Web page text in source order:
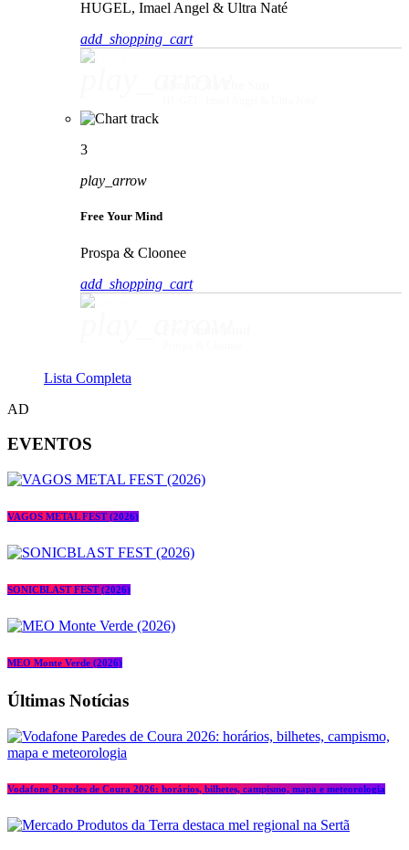
HUGEL, Imael Angel & Ultra Naté
add_shopping_cart
3
play_arrow
Free Your Mind
Prospa & Cloonee
add_shopping_cart
Lista Completa
AD
EVENTOS
VAGOS METAL FEST (2026)
SONICBLAST FEST (2026)
MEO Monte Verde (2026)
Últimas Notícias
Vodafone Paredes de Coura 2026: horários, bilhetes, campismo, mapa e meteorologia